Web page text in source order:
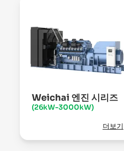
Weichai 엔진 시리즈
(26kW-3000kW)
더보기